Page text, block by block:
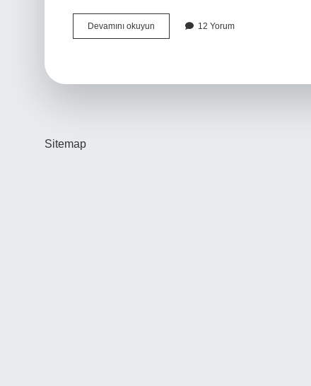
Devamını okuyun Problem
Çözme
12 Yorum
Sitemap